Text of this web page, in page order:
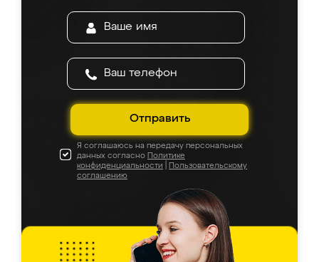
Отправить
Я соглашаюсь на передачу персональных
данных согласно Политике
конфиденциальности
Пользовательскому
соглашению